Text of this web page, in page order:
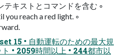
テキストとコマンドを含む ◦
you reach a red light. ◦
15 • ⾃動運転のための最⼤規
• 2059時間以上 • 244都市以